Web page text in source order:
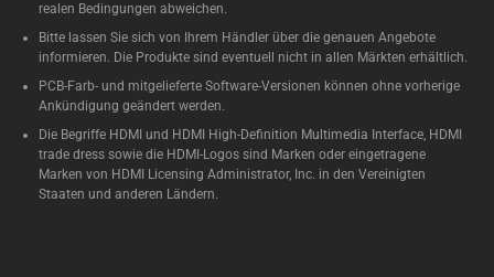
realen Bedingungen abweichen.
Bitte lassen Sie sich von Ihrem Händler über die genauen Angebote
informieren. Die Produkte sind eventuell nicht in allen Märkten erhältlich.
PCB-Farb- und mitgelieferte Software-Versionen können ohne vorherige
Ankündigung geändert werden.
Die Begriffe HDMI und HDMI High-Definition Multimedia Interface, HDMI
trade dress sowie die HDMI-Logos sind Marken oder eingetragene
Marken von HDMI Licensing Administrator, Inc. in den Vereinigten
Staaten und anderen Ländern.